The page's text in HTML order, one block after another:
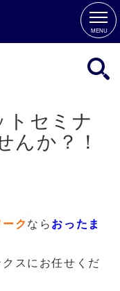
MENU
セミナ
んか？！
クならおったま
スにお任せくだ